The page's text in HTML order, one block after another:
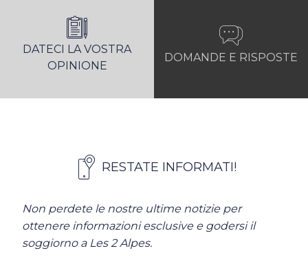
DATECI LA VOSTRA
OPINIONE
DOMANDE E RISPOSTE
RESTATE INFORMATI!
Non perdete le nostre ultime notizie per
ottenere informazioni esclusive e godersi il
soggiorno a Les 2 Alpes.